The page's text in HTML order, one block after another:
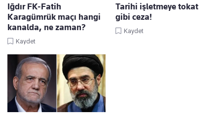
Iğdır FK-Fatih
Karagümrük maçı hangi
kanalda, ne zaman?
Kaydet
Tarihi işletmeye tokat
gibi ceza!
Kaydet